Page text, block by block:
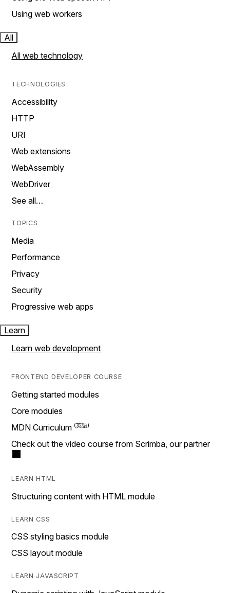
Using web workers
All
All web technology
TECHNOLOGIES
Accessibility
HTTP
URI
Web extensions
WebAssembly
WebDriver
See all…
TOPICS
Media
Performance
Privacy
Security
Progressive web apps
Learn
Learn web development
FRONTEND DEVELOPER COURSE
Getting started modules
Core modules
MDN Curriculum
Check out the video course from Scrimba, our partner
LEARN HTML
Structuring content with HTML module
LEARN CSS
CSS styling basics module
CSS layout module
LEARN JAVASCRIPT